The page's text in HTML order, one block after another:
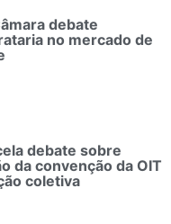
debate
no mercado de
debate sobre
da convenção da OIT
coletiva